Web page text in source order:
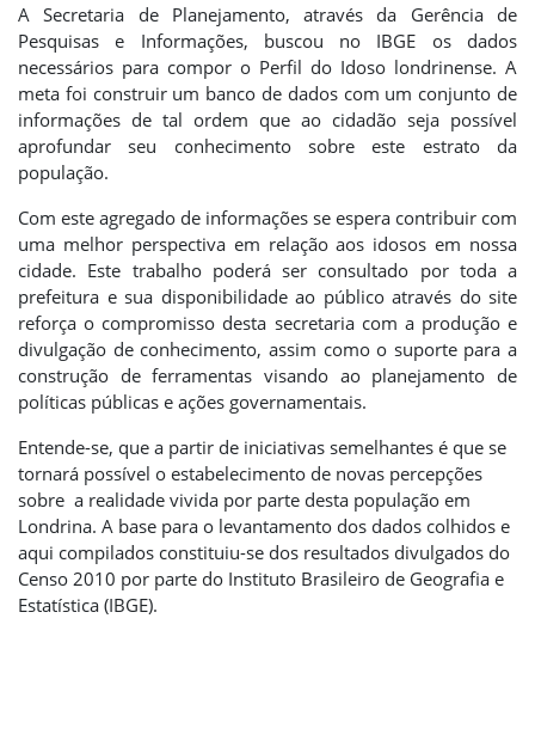
A Secretaria de Planejamento, através da Gerência de
Pesquisas e Informações, buscou no IBGE os dados
necessários para compor o Perfil do Idoso londrinense. A
meta foi construir um banco de dados com um conjunto de
informações de tal ordem que ao cidadão seja possível
aprofundar seu conhecimento sobre este estrato da
população.
Com este agregado de informações se espera contribuir com
uma melhor perspectiva em relação aos idosos em nossa
cidade. Este trabalho poderá ser consultado por toda a
prefeitura e sua disponibilidade ao público através do site
reforça o compromisso desta secretaria com a produção e
divulgação de conhecimento, assim como o suporte para a
construção de ferramentas visando ao planejamento de
políticas públicas e ações governamentais.
Entende-se, que a partir de iniciativas semelhantes é que se
tornará possível o estabelecimento de novas percepções
sobre a realidade vivida por parte desta população em
Londrina. A base para o levantamento dos dados colhidos e
aqui compilados constituiu-se dos resultados divulgados do
Censo 2010 por parte do Instituto Brasileiro de Geografia e
Estatística (IBGE).